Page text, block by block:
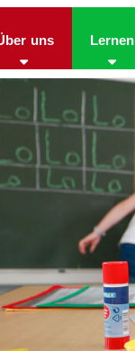
uns Lernen